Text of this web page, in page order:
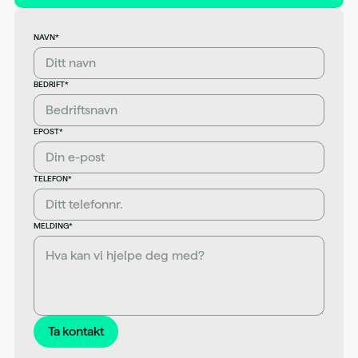
NAVN*
BEDRIFT*
EPOST*
TELEFON*
MELDING*
Ta kontakt